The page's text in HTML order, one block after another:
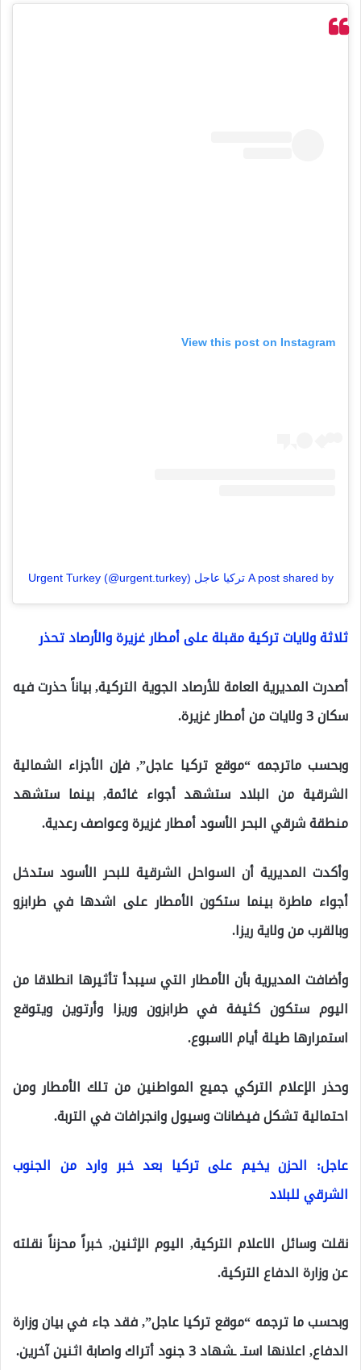
View this post on Instagram
A post shared by تركيا عاجل Urgent Turkey (@urgent.turkey)
ثلاثة ولايات تركية مقبلة على أمطار غزيرة والأرصاد تحذر
أصدرت المديرية العامة للأرصاد الجوية التركية, بياناً حذرت فيه
سكان 3 ولايات من أمطار غزيرة.
وبحسب ماترجمه “موقع تركيا عاجل”, فإن الأجزاء الشمالية
الشرقية من البلاد ستشهد أجواء غائمة, بينما ستشهد
منطقة شرقي البحر الأسود أمطار غزيرة وعواصف رعدية.
وأكدت المديرية أن السواحل الشرقية للبحر الأسود ستدخل
أجواء ماطرة بينما ستكون الأمطار على اشدها في طرابزو
وبالقرب من ولاية ريزا.
وأضافت المديرية بأن الأمطار التي سيبدأ تأثيرها انطلاقا من
اليوم ستكون كثيفة في طرابزون وريزا وأرتوين ويتوقع
استمرارها طيلة أيام الاسبوع.
وحذر الإعلام التركي جميع المواطنين من تلك الأمطار ومن
احتمالية تشكل فيضانات وسيول وانجرافات في التربة.
عاجل: الحزن يخيم على تركيا بعد خبر وارد من الجنوب
الشرقي للبلاد
نقلت وسائل الاعلام التركية, اليوم الإثنين, خبراً محزناً نقلته
عن وزارة الدفاع التركية.
وبحسب ما ترجمه “موقع تركيا عاجل”, فقد جاء في بيان وزارة
الدفاع, اعلانها استـ ـشهاد 3 جنود أتراك واصابة اثنين آخرين.